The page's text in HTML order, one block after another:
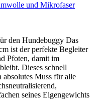
und Mikrofaser
den Hundebuggy Das
ist der perfekte Begleiter
Pfoten, damit im
Dieses schnell
Muss für alle
seines Eigengewichts